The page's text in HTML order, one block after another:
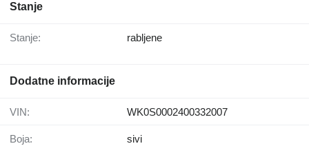
Stanje
Stanje: rabljene
Dodatne informacije
VIN: WK0S0002400332007
Boja: sivi